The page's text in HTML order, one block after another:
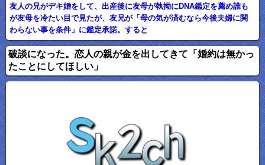
友人の兄がデキ婚をして、出産後に友母が執拗にDNA鑑定を薦め誰も
が友母を冷たい目で見たが、友兄が「母の気が済むなら今後夫婦に関
わらない事を条件」に鑑定承諾。すると
破談になった。恋人の親が金を出してきて「婚約は無かっ
たことにしてほしい」